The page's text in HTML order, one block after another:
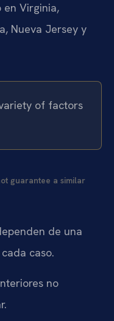
en Virginia,
Nueva Jersey y
of factors
guarantee a similar
de una
caso.
no